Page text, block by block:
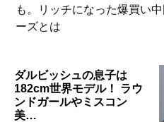
も。リッチになった爆買い
ーズとは
ダルビッシュの息子は
182cm世界モデル！ ラウ
ンドガールやミスコン
美…